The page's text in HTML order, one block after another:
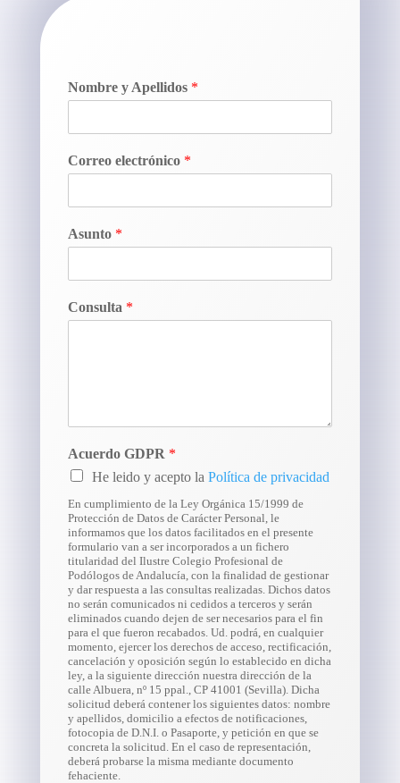
Nombre y Apellidos *
Correo electrónico *
Asunto *
Consulta *
Acuerdo GDPR *
He leido y acepto la Política de privacidad
En cumplimiento de la Ley Orgánica 15/1999 de
Protección de Datos de Carácter Personal, le
informamos que los datos facilitados en el presente
formulario van a ser incorporados a un fichero
titularidad del Ilustre Colegio Profesional de
Podólogos de Andalucía, con la finalidad de gestionar
y dar respuesta a las consultas realizadas. Dichos datos
no serán comunicados ni cedidos a terceros y serán
eliminados cuando dejen de ser necesarios para el fin
para el que fueron recabados. Ud. podrá, en cualquier
momento, ejercer los derechos de acceso, rectificación,
cancelación y oposición según lo establecido en dicha
ley, a la siguiente dirección nuestra dirección de la
calle Albuera, nº 15 ppal., CP 41001 (Sevilla). Dicha
solicitud deberá contener los siguientes datos: nombre
y apellidos, domicilio a efectos de notificaciones,
fotocopia de D.N.I. o Pasaporte, y petición en que se
concreta la solicitud. En el caso de representación,
deberá probarse la misma mediante documento
fehaciente.